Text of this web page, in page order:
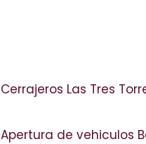
Cerrajeros Las Tres
Apertura de vehiculos